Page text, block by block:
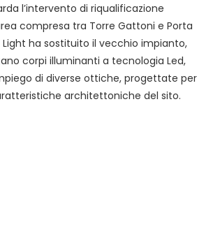
l’intervento di riqualificazione
compresa tra Torre Gattoni e Porta
ha sostituito il vecchio impianto,
corpi illuminanti a tecnologia Led,
di diverse ottiche, progettate per
architettoniche del sito.